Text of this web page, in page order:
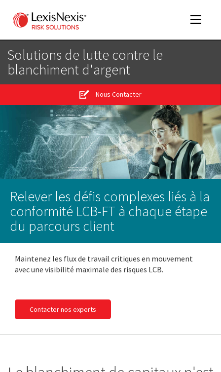
Toggle
Solutions de lutte contre le
blanchiment d'argent
Nous Contacter
Relever les défis complexes liés à la
conformité LCB-FT à chaque étape
du parcours client
Maintenez les flux de travail critiques en mouvement
avec une visibilité maximale des risques LCB.
Contacter nos experts